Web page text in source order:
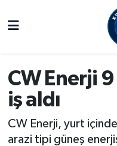
CW Enerji
iş aldı
CW Enerji, yurt
arazi tipi güneş
Hisse Yorumu
Kulis Haber
Halka Arzlar
Trafik Durumu
Süper Lig Puan
Tüm Manşetler